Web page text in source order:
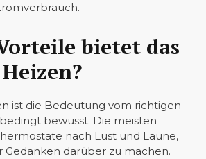
bietet das
ist die Bedeutung vom richtigen
bewusst. Die meisten
nach Lust und Laune,
Gedanken darüber zu machen.